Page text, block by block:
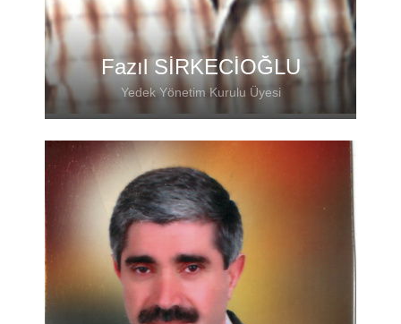
Fazıl SİRKECİOĞLU
Yedek Yönetim Kurulu Üyesi
Firma Adı: Silivri Teknik Malzeme
T: 0212 736 10 30
Fax : 0212 736 10 32